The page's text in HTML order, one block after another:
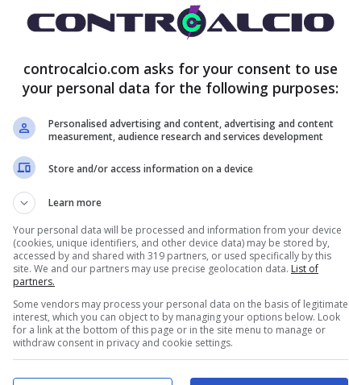
si stanno dimostrando letali in avanti e
altre squadre capaci di tenere il loro passo,
vivendo siaMilanche Napoli.
sono pronte a farlo sul mercato dove, come
a volersi dare perennemente fastidio. Il derby
dove le due squadre hanno intenzione di darsi
promesse del calcio sudamericano,
su Lucas Beraldo del San Paolo
in campo, lo fanno anche sul mercato dove
controcalcio.com asks for your consent to use
your personal data for the following purposes:
Personalised advertising and content, advertising and content
measurement, audience research and services development
Store and/or access information on a device
Learn more
Your personal data will be processed and information from your device
(cookies, unique identifiers, and other device data) may be stored by,
accessed by and shared with 319 partners, or used specifically by this
site. We and our partners may use precise geolocation data. List of
partners.
Some vendors may process your personal data on the basis of legitimate
interest, which you can object to by managing your options below. Look
for a link at the bottom of this page or in the site menu to manage or
withdraw consent in privacy and cookie settings.